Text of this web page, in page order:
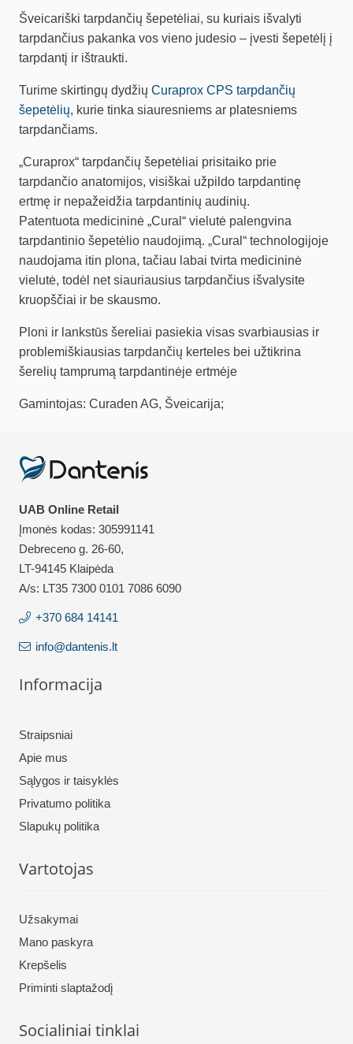
Šveicariški tarpdančių šepetėliai, su kuriais išvalyti
tarpdančius pakanka vos vieno judesio – įvesti šepetėlį į
tarpdantį ir ištraukti.
Turime skirtingų dydžių Curaprox CPS tarpdančių
šepetėlių, kurie tinka siauresniems ar platesniems
tarpdančiams.
„Curaprox“ tarpdančių šepetėliai prisitaiko prie
tarpdančio anatomijos, visiškai užpildo tarpdantinę
ertmę ir nepažeidžia tarpdantinių audinių.
Patentuota medicininė „Cural“ vielutė palengvina
tarpdantinio šepetėlio naudojimą. „Cural“ technologijoje
naudojama itin plona, tačiau labai tvirta medicininė
vielutė, todėl net siauriausius tarpdančius išvalysite
kruopščiai ir be skausmo.
Ploni ir lankstūs šereliai pasiekia visas svarbiausias ir
problemiškiausias tarpdančių kerteles bei užtikrina
šerelių tamprumą tarpdantinėje ertmėje
Gamintojas: Curaden AG, Šveicarija;
UAB Online Retail
Įmonės kodas: 305991141
Debreceno g. 26-60,
LT-94145 Klaipėda
A/s: LT35 7300 0101 7086 6090
+370 684 14141
info@dantenis.lt
Informacija
Straipsniai
Apie mus
Sąlygos ir taisyklės
Privatumo politika
Slapukų politika
Vartotojas
Užsakymai
Mano paskyra
Krepšelis
Priminti slaptažodį
Socialiniai tinklai